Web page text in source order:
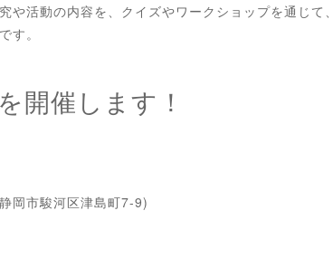
や活動の内容を、クイズやワークショップを通じて
す。
開催します！
」(静岡市駿河区津島町7-9)